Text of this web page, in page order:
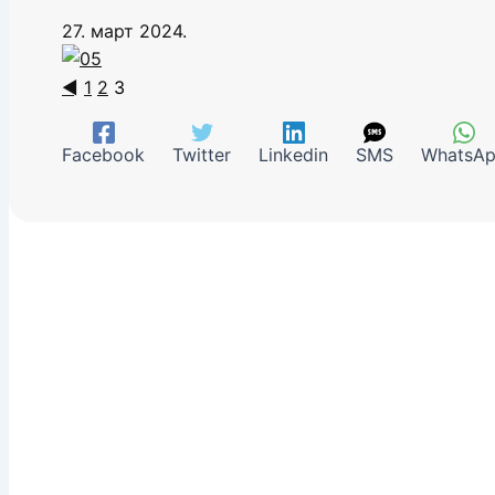
27. март 2024.
◄ 1 2 3
Facebook Twitter Linkedin SMS